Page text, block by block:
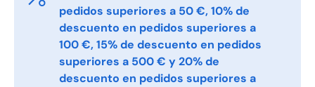
Antall *
Kommentarer
pedidos superiores a 50 €, 10% de
descuento en pedidos superiores a
100 €, 15% de descuento en pedidos
superiores a 500 € y 20% de
descuento en pedidos superiores a